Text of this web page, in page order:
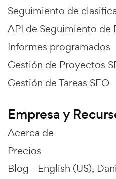
Seguimiento de
API de Seguimiento de
Informes programados
Gestión de Proyectos
Gestión de Tareas SEO
Empresa y
Acerca de
Precios
Blog - English (US)